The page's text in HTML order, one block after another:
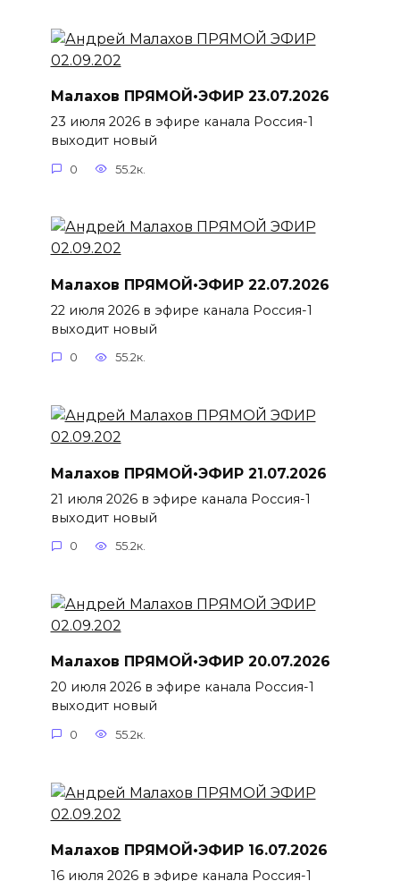
Малахов ПРЯМОЙ•ЭФИР 23.07.2026
23 июля 2026 в эфире канала Россия-1
выходит новый
0 55.2к.
Малахов ПРЯМОЙ•ЭФИР 22.07.2026
22 июля 2026 в эфире канала Россия-1
выходит новый
0 55.2к.
Малахов ПРЯМОЙ•ЭФИР 21.07.2026
21 июля 2026 в эфире канала Россия-1
выходит новый
0 55.2к.
Малахов ПРЯМОЙ•ЭФИР 20.07.2026
20 июля 2026 в эфире канала Россия-1
выходит новый
0 55.2к.
Малахов ПРЯМОЙ•ЭФИР 16.07.2026
16 июля 2026 в эфире канала Россия-1